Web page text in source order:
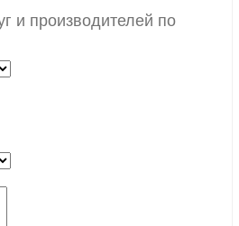
и производителей по